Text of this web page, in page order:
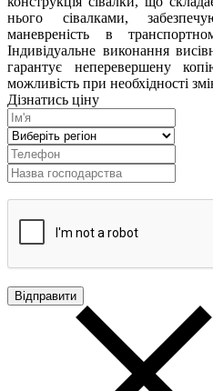
нього сівалками,
маневреність в
Індивідуальне виконання
гарантує неперевершену
можливість при необхідності
Дізнатись ціну